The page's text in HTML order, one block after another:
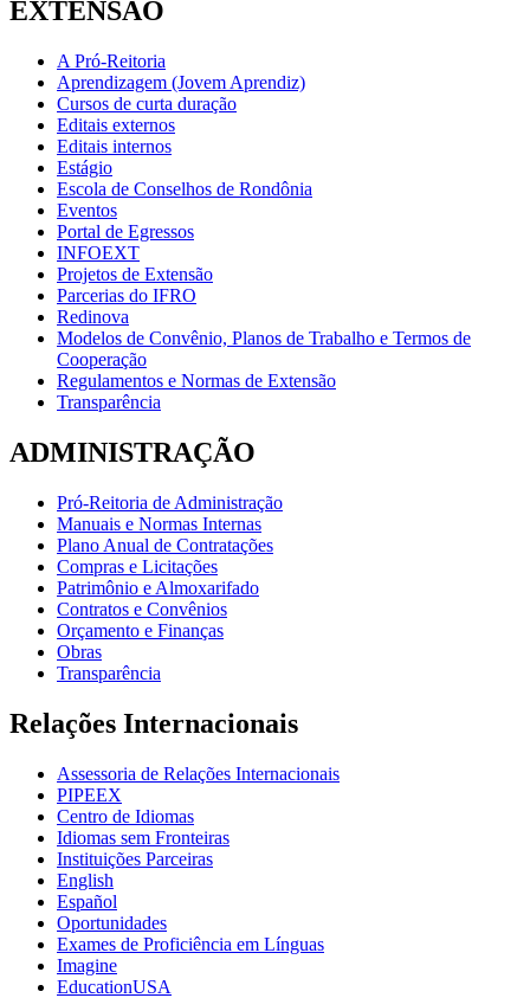
EXTENSÃO
A Pró-Reitoria
Aprendizagem (Jovem Aprendiz)
Cursos de curta duração
Editais externos
Editais internos
Estágio
Escola de Conselhos de Rondônia
Eventos
Portal de Egressos
INFOEXT
Projetos de Extensão
Parcerias do IFRO
Redinova
Modelos de Convênio, Planos de Trabalho e Termos de
Cooperação
Regulamentos e Normas de Extensão
Transparência
ADMINISTRAÇÃO
Pró-Reitoria de Administração
Manuais e Normas Internas
Plano Anual de Contratações
Compras e Licitações
Patrimônio e Almoxarifado
Contratos e Convênios
Orçamento e Finanças
Obras
Transparência
Relações Internacionais
Assessoria de Relações Internacionais
PIPEEX
Centro de Idiomas
Idiomas sem Fronteiras
Instituições Parceiras
English
Español
Oportunidades
Exames de Proficiência em Línguas
Imagine
EducationUSA